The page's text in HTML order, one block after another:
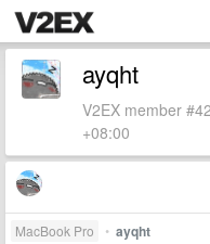
ayqht
V2EX member
+08:00
MacBook Pro • ayqht